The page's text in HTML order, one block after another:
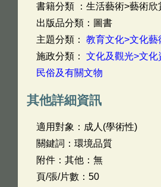
書籍分類 ：生活藝術>藝術欣
出版品分類：圖書
主題分類： 教育文化>文化藝
施政分類： 文化及觀光>文化
民俗及有關文物
其他詳細資訊
適用對象：成人(學術性)
關鍵詞：環境品質
附件：其他：無
頁/張/片數：50